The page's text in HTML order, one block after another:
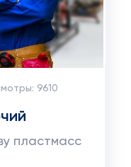
9610
пластмасс